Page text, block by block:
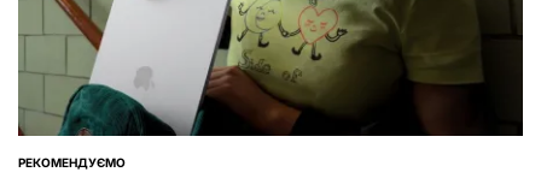
ОПУБЛІКУВАТИ
РЕКОМЕНДУЄМО